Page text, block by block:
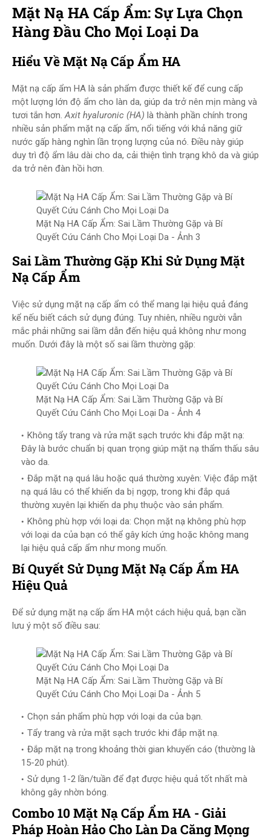
Mặt Nạ HA Cấp Ẩm: Sự Lựa Chọn
Hàng Đầu Cho Mọi Loại Da
Hiểu Về Mặt Nạ Cấp Ẩm HA
Mặt nạ cấp ẩm HA là sản phẩm được thiết kế để cung cấp
một lượng lớn độ ẩm cho làn da, giúp da trở nên mịn màng và
tươi tắn hơn.Axit hyaluronic (HA) là thành phần chính trong
nhiều sản phẩm mặt nạ cấp ẩm, nổi tiếng với khả năng giữ
nước gấp hàng nghìn lần trọng lượng của nó. Điều này giúp
duy trì độ ẩm lâu dài cho da, cải thiện tình trạng khô da và giúp
da trở nên đàn hồi hơn.
Mặt Nạ HA Cấp Ẩm: Sai Lầm Thường Gặp và Bí
Quyết Cứu Cánh Cho Mọi Loại Da - Ảnh 3
Sai Lầm Thường Gặp Khi Sử Dụng Mặt
Nạ Cấp Ẩm
Việc sử dụng mặt nạ cấp ẩm có thể mang lại hiệu quả đáng
kể nếu biết cách sử dụng đúng. Tuy nhiên, nhiều người vẫn
mắc phải những sai lầm dẫn đến hiệu quả không như mong
muốn. Dưới đây là một số sai lầm thường gặp:
Mặt Nạ HA Cấp Ẩm: Sai Lầm Thường Gặp và Bí
Quyết Cứu Cánh Cho Mọi Loại Da - Ảnh 4
Không tẩy trang và rửa mặt sạch trước khi đắp mặt nạ:
Đây là bước chuẩn bị quan trọng giúp mặt nạ thẩm thấu sâu
vào da.
Đắp mặt nạ quá lâu hoặc quá thường xuyên: Việc đắp mặt
nạ quá lâu có thể khiến da bị ngợp, trong khi đắp quá
thường xuyên lại khiến da phụ thuộc vào sản phẩm.
Không phù hợp với loại da: Chọn mặt nạ không phù hợp
với loại da của bạn có thể gây kích ứng hoặc không mang
lại hiệu quả cấp ẩm như mong muốn.
Bí Quyết Sử Dụng Mặt Nạ Cấp Ẩm HA
Hiệu Quả
Để sử dụng mặt nạ cấp ẩm HA một cách hiệu quả, bạn cần
lưu ý một số điều sau:
Mặt Nạ HA Cấp Ẩm: Sai Lầm Thường Gặp và Bí
Quyết Cứu Cánh Cho Mọi Loại Da - Ảnh 5
Chọn sản phẩm phù hợp với loại da của bạn.
Tẩy trang và rửa mặt sạch trước khi đắp mặt nạ.
Đắp mặt nạ trong khoảng thời gian khuyến cáo (thường là
15-20 phút).
Sử dụng 1-2 lần/tuần để đạt được hiệu quả tốt nhất mà
không gây nhờn bóng.
Combo 10 Mặt Nạ Cấp Ẩm HA - Giải
Pháp Hoàn Hảo Cho Làn Da Căng Mọng